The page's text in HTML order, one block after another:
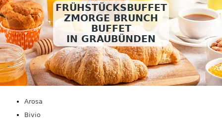
FRÜHSTÜCKSBUFFET
ZMORGE BRUNCH
BUFFET
IN GRAUBÜNDEN
Arosa
Bivio